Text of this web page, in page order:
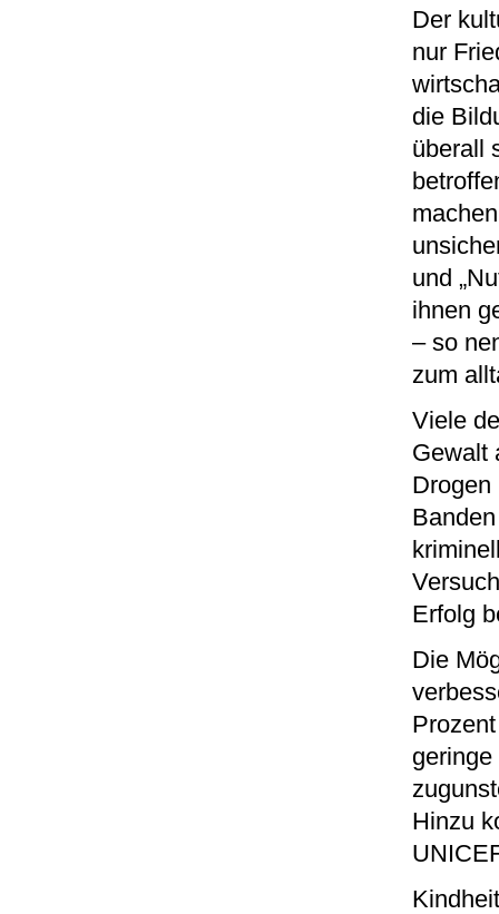
Der
nur
die
überall
und
ihnen
– so
zum
Viele
Gewalt
Drogen
Erfolg
Die
Hinzu